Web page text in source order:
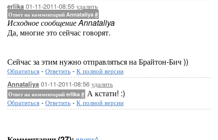
erlika 01-11-2011-08:55 удалить
Ответ на комментарий Annataliya #
Исходное сообщение Annataliya
Да, многие это сейчас говорят.
Сейчас за этим нужно отправляться на Брайтон-Бич ))
Обратиться - Ответить - К полной версии
Annataliya 01-11-2011-08:56 удалить
Ответ на комментарий erlika # А кстати! :)
Обратиться - Ответить - К полной версии